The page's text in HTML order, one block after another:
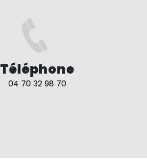
Téléphone
04 70 32 98 70